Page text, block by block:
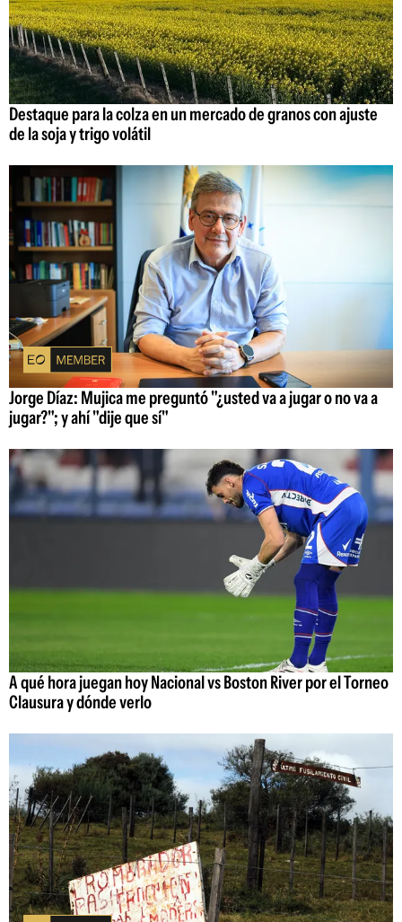
Destaque para la colza en un mercado de granos con ajuste
de la soja y trigo volátil
Jorge Díaz: Mujica me preguntó "¿usted va a jugar o no va a
jugar?"; y ahí "dije que sí"
A qué hora juegan hoy Nacional vs Boston River por el Torneo
Clausura y dónde verlo